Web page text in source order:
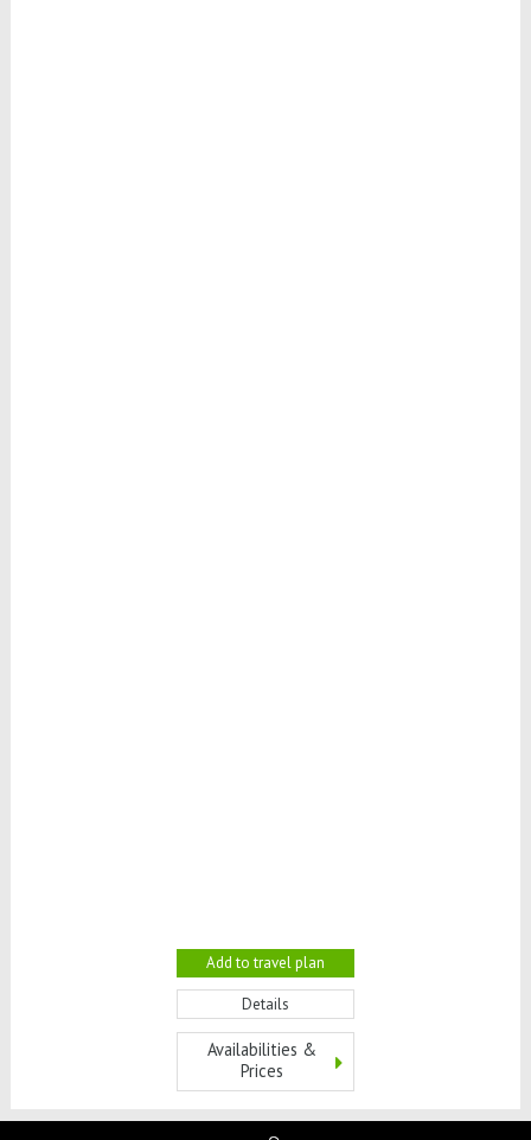
Add to travel plan
Details
Availabilities &
Prices